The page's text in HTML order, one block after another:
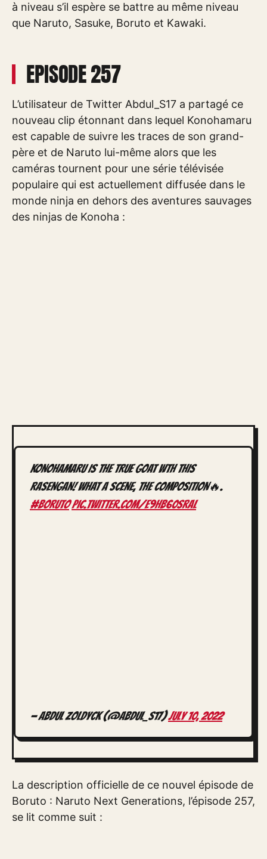
à niveau s’il espère se battre au même niveau
que Naruto, Sasuke, Boruto et Kawaki.
EPISODE 257
L’utilisateur de Twitter Abdul_S17 a partagé ce
nouveau clip étonnant dans lequel Konohamaru
est capable de suivre les traces de son grand-
père et de Naruto lui-même alors que les
caméras tournent pour une série télévisée
populaire qui est actuellement diffusée dans le
monde ninja en dehors des aventures sauvages
des ninjas de Konoha :
KONOHAMARU IS THE TRUE GOAT WTH THIS
RASENGAN! WHAT A SCENE, THE COMPOSITION🔥.
#borutopic.twitter.com/E9HB60sRaL
— Abdul Zoldyck (@Abdul_S17)July 10, 2022
La description officielle de ce nouvel épisode de
Boruto : Naruto Next Generations, l’épisode 257,
se lit comme suit :